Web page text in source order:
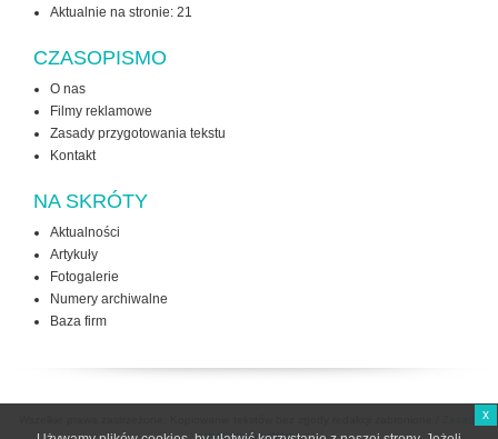
Aktualnie na stronie: 21
CZASOPISMO
O nas
Filmy reklamowe
Zasady przygotowania tekstu
Kontakt
NA SKRÓTY
Aktualności
Artykuły
Fotogalerie
Numery archiwalne
Baza firm
użytkowania strony
x